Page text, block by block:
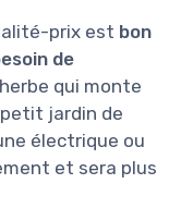
prix est bon
de
qui monte
jardin de
électrique ou
et sera plus